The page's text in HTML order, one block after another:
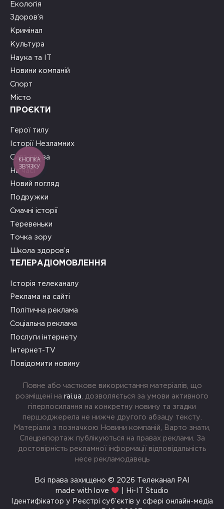
Екологія
Здоров’я
Кримінал
Культура
Наука та ІТ
Новини компаній
Спорт
Місто
ПРОЄКТИ
Герої тилу
Історії Незламних
Сила слова
На часі
Новий погляд
Подружки
Смачні історії
Теревеньки
Точка зору
Школа здоров’я
ТЕЛЕРАДІОМОВЛЕННЯ
Історія телеканалу
Реклама на сайті
Політична реклама
Соціальна реклама
Послуги інтернету
Інтернет-TV
Повідомити новину
Повне або часткове використання матеріалів, що
розміщені на rai.ua , дозволяється за умови активного
гіперпосилання на конкретну новину та згадки
першоджерела не нижче другого абзацу тексту.
Матеріали з позначкою Новини компаній, Варто знати,
Спецрепортаж публікуються на правах реклами. За
достовірність рекламної інформації відповідальність
несе рекламодавець
Всі права захищено © 2026 Телеканал РАІ
made with love
| Hi-IT Studio
Ідентифікатор у Реєстрі суб’єктів у сфері онлайн-медіа
КНОПКА
ЗВ'ЯЗКУ